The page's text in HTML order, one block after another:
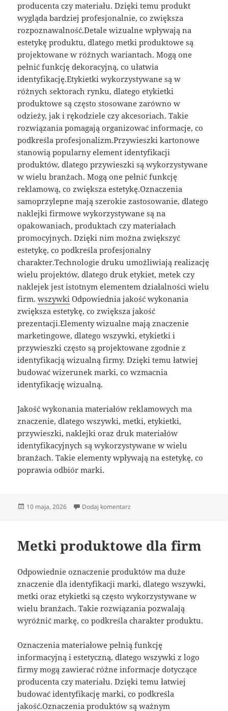
producenta czy materiału. Dzięki temu produkt
wygląda bardziej profesjonalnie, co zwiększa
rozpoznawalność.Detale wizualne wpływają na
estetykę produktu, dlatego metki produktowe są
projektowane w różnych wariantach. Mogą one
pełnić funkcję dekoracyjną, co ułatwia
identyfikację.Etykietki wykorzystywane są w
różnych sektorach rynku, dlatego etykietki
produktowe są często stosowane zarówno w
odzieży, jak i rękodziele czy akcesoriach. Takie
rozwiązania pomagają organizować informacje, co
podkreśla profesjonalizm.Przywieszki kartonowe
stanowią popularny element identyfikacji
produktów, dlatego przywieszki są wykorzystywane
w wielu branżach. Mogą one pełnić funkcję
reklamową, co zwiększa estetykę.Oznaczenia
samoprzylepne mają szerokie zastosowanie, dlatego
naklejki firmowe wykorzystywane są na
opakowaniach, produktach czy materiałach
promocyjnych. Dzięki nim można zwiększyć
estetykę, co podkreśla profesjonalny
charakter.Technologie druku umożliwiają realizację
wielu projektów, dlatego druk etykiet, metek czy
naklejek jest istotnym elementem działalności wielu
firm.wszywki Odpowiednia jakość wykonania
zwiększa estetykę, co zwiększa jakość
prezentacji.Elementy wizualne mają znaczenie
marketingowe, dlatego wszywki, etykietki i
przywieszki często są projektowane zgodnie z
identyfikacją wizualną firmy. Dzięki temu łatwiej
budować wizerunek marki, co wzmacnia
identyfikację wizualną.
Jakość wykonania materiałów reklamowych ma
znaczenie, dlatego wszywki, metki, etykietki,
przywieszki, naklejki oraz druk materiałów
identyfikacyjnych są wykorzystywane w wielu
branżach. Takie elementy wpływają na estetykę, co
poprawia odbiór marki.
Data
10 maja, 2026 Dodaj komentarz
Metki produktowe dla firm
Odpowiednie oznaczenie produktów ma duże
znaczenie dla identyfikacji marki, dlatego wszywki,
metki oraz etykietki są często wykorzystywane w
wielu branżach. Takie rozwiązania pozwalają
wyróżnić markę, co podkreśla charakter produktu.
Oznaczenia materiałowe pełnią funkcję
informacyjną i estetyczną, dlatego wszywki z logo
firmy mogą zawierać różne informacje dotyczące
producenta czy materiału. Dzięki temu łatwiej
budować identyfikację marki, co podkreśla
jakość.Oznaczenia produktów są ważnym